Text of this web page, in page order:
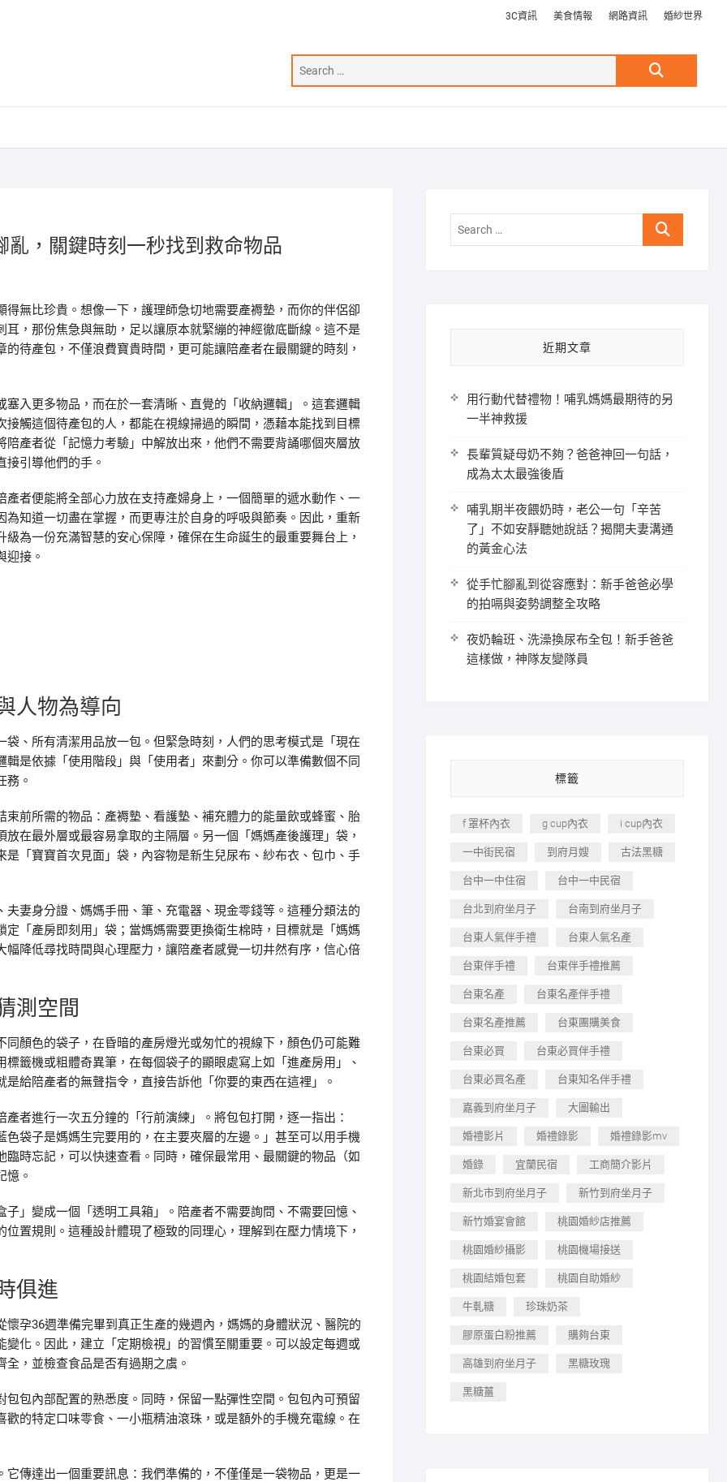
3C資訊 美食情報 網路資訊 婚紗世界
Search
，關鍵時刻一秒找到救命物品
無比珍貴。想像一下，護理師急切地需要產褥墊，而你的伴侶卻
，那份焦急與無助，足以讓原本就緊繃的神經徹底斷線。這不是
待產包，不僅浪費寶貴時間，更可能讓陪產者在最關鍵的時刻，
入更多物品，而在於一套清晰、直覺的「收納邏輯」。這套邏輯
觸這個待產包的人，都能在視線掃過的瞬間，憑藉本能找到目標
產者從「記憶力考驗」中解放出來，他們不需要背誦哪個夾層放
引導他們的手。
者便能將全部心力放在支持產婦身上，一個簡單的遞水動作、一
知道一切盡在掌握，而更專注於自身的呼吸與節奏。因此，重新
為一份充滿智慧的安心保障，確保在生命誕生的最重要舞台上，
迎接。
人物為導向
、所有清潔用品放一包。但緊急時刻，人們的思考模式是「現在
是依據「使用階段」與「使用者」來劃分。你可以準備數個不同
務。
前所需的物品：產褥墊、看護墊、補充體力的能量飲或蜂蜜、胎
在最外層或最容易拿取的主隔層。另一個「媽媽產後護理」袋，
「寶寶首次見面」袋，內容物是新生兒尿布、紗布衣、包巾、手
妻身分證、媽媽手冊、筆、充電器、現金零錢等。這種分類法的
「產房即刻用」袋；當媽媽需要更換衛生棉時，目標就是「媽媽
降低尋找時間與心理壓力，讓陪產者感覺一切井然有序，信心倍
測空間
顏色的袋子，在昏暗的產房燈光或匆忙的視線下，顏色仍可能難
籤機或粗體奇異筆，在每個袋子的顯眼處寫上如「進產房用」、
給陪產者的無聲指令，直接告訴他「你要的東西在這裡」。
者進行一次五分鐘的「行前演練」。將包包打開，逐一指出：
袋子是媽媽生完要用的，在主要夾層的左邊。」甚至可以用手機
時忘記，可以快速查看。同時，確保最常用、最關鍵的物品（如
憶。
」變成一個「透明工具箱」。陪產者不需要詢問、不需要回憶、
置規則。這種設計體現了極致的同理心，理解到在壓力情境下，
俱進
孕36週準備完畢到真正生產的幾週內，媽媽的身體狀況、醫院的
化。因此，建立「定期檢視」的習慣至關重要。可以設定每週或
，並檢查食品是否有過期之虞。
包內部配置的熟悉度。同時，保留一點彈性空間。包包內可預留
的特定口味零食、一小瓶精油滾珠，或是額外的手機充電線。在
傳達出一個重要訊息：我們準備的，不僅僅是一袋物品，更是一
Search
近期文章
用行動代替禮物！哺乳媽媽最期待的另
一半神救援
長輩質疑母奶不夠？爸爸神回一句話，
成為太太最強後盾
哺乳期半夜餵奶時，老公一句「辛苦
了」不如安靜聽她說話？揭開夫妻溝通
的黃金心法
從手忙腳亂到從容應對：新手爸爸必學
的拍嗝與姿勢調整全攻略
夜奶輪班、洗澡換尿布全包！新手爸爸
這樣做，神隊友變隊員
標籤
f 罩杯內衣 g cup內衣 i cup內衣
一中街民宿 到府月嫂 古法黑糖
台中一中住宿 台中一中民宿
台北到府坐月子 台南到府坐月子
台東人氣伴手禮 台東人氣名產
台東伴手禮 台東伴手禮推薦
台東名產 台東名產伴手禮
台東名產推薦 台東團購美食
台東必買 台東必買伴手禮
台東必買名產 台東知名伴手禮
嘉義到府坐月子 大圖輸出
婚禮影片 婚禮錄影 婚禮錄影mv
婚錄 宜蘭民宿 工商簡介影片
新北市到府坐月子 新竹到府坐月子
新竹婚宴會館 桃園婚紗店推薦
桃園婚紗攝影 桃園機場接送
桃園結婚包套 桃園自助婚紗
牛軋糖 珍珠奶茶
膠原蛋白粉推薦 購夠台東
高雄到府坐月子 黑糖玫瑰
黑糖薑